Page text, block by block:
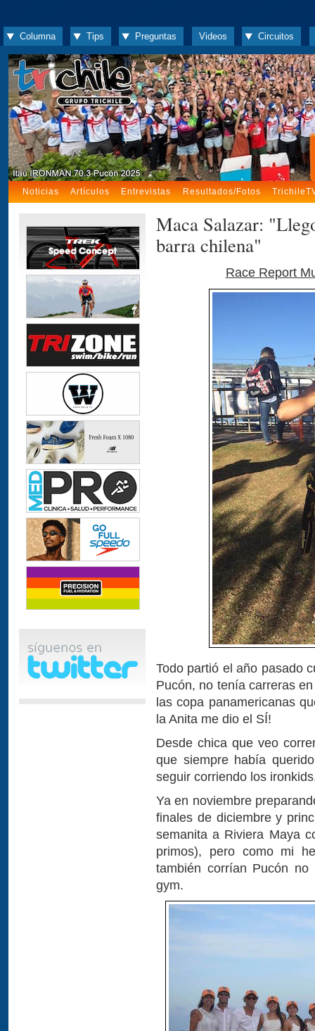
Columna Tips Preguntas Videos Circuitos
Noticias Artículos Entrevistas Resultados/Fotos
Maca Salazar:
barra chilena"
Race Report
Todo partió el año pasado
Pucón, no tenía carreras
las copa panamericanas
la Anita me dio el SÍ!
Desde chica que veo
que siempre había
seguir corriendo los
Ya en noviembre
finales de diciembre y
semanita a Riviera Maya
primos), pero como mi
también corrían Pucón
gym.